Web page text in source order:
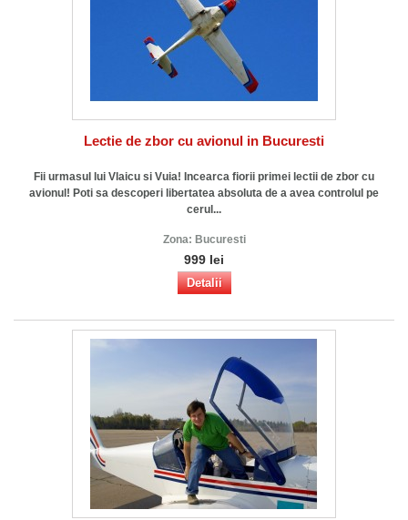
Lectie de zbor cu avionul in Bucuresti
Fii urmasul lui Vlaicu si Vuia! Incearca fiorii primei lectii de zbor cu
avionul! Poti sa descoperi libertatea absoluta de a avea controlul pe
cerul...
Zona: Bucuresti
999 lei
Detalii